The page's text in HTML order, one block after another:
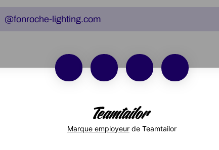
@fonroche-lighting.com
Marque employeur de Teamtailor